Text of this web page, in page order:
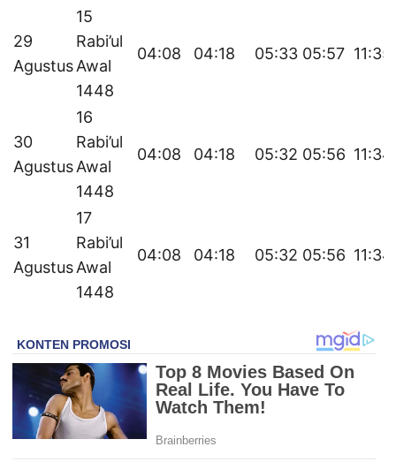
29
Agustus
15
Rabi’ul
Awal
1448
04:08 04:18 05:33 05:57 11:35
30
Agustus
16
Rabi’ul
Awal
1448
04:08 04:18 05:32 05:56 11:34
31
Agustus
17
Rabi’ul
Awal
1448
04:08 04:18 05:32 05:56 11:34